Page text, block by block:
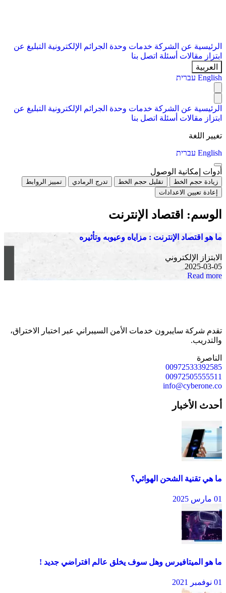
الرئيسية عن الشركة خدمات وحدة الجرائم الإلكترونية التبليغ عن
ابتزاز مقالات أسئلة اتصل بنا
العربية
English עברית
الرئيسية عن الشركة خدمات وحدة الجرائم الإلكترونية التبليغ عن
ابتزاز مقالات أسئلة اتصل بنا
تغيير اللغة
English עברית
أدوات إمكانية الوصول
زيادة حجم الخط تقليل حجم الخط تدرج الرمادي
تمييز الروابط
إعادة تعيين الاعدادات
الوسم: اقتصاد الإنترنت
ما هو اقتصاد الإنترنت : مزاياه وعيوبه وتأثيره
الابتزاز الإلكتروني
2025-03-05
Read more
تقدم شركة سايبرون خدمات الأمن السيبراني عبر اختبار الاختراق،
والتدريب.
الناصرة
00972533392585
00972505555511
info@cyberone.co
أحدث الأخبار
ما هي تقنية الشحن الهوائي؟
01 مارس 2025
ما هو الميتافيرس وهل سوف يخلق عالم افتراضي جديد !
01 نوفمبر 2021